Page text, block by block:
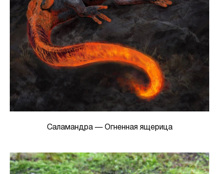
Саламандра — Огненная ящерица